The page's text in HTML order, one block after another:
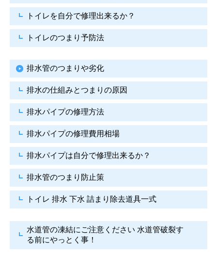
トイレを自分で修理出来るか？
トイレのつまり予防法
排水管のつまりや劣化
排水の仕組みとつまりの原因
排水パイプの修理方法
排水パイプの修理費用相場
排水パイプは自分で修理出来るか？
排水管のつまり防止策
トイレ 排水 下水 詰まり除去道具一式
水道管の凍結にご注意ください 水道管破裂す
る前にやっとく事！